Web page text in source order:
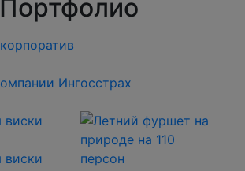
Портфолио